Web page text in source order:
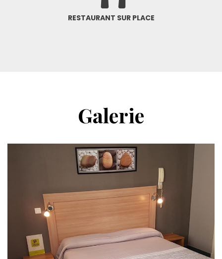
RESTAURANT SUR PLACE
Galerie